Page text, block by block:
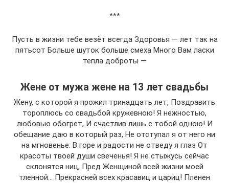
***
Пусть в жизни тебе везёт всегда Здоровья — лет так на
пятьсот Больше шуток больше смеха Много Вам ласки
тепла доброты —
Жене от мужа жене на 13 лет свадьбы
Жену, с которой я прожил тринадцать лет, Поздравить
тороплюсь со свадьбой кружевною! Я нежностью,
любовью обогрет, И счастлив лишь с тобой одною! И
обещание даю в который раз, Не отступал я от него ни
на мгновенье: В горе и радости не отведу я глаз От
красоты твоей души свеченья! Я не стыжусь сейчас
склонятся ниц, Пред Женщиной всей жизни моей
тленной… Прекрасней всех красавиц и цариц! Пленен